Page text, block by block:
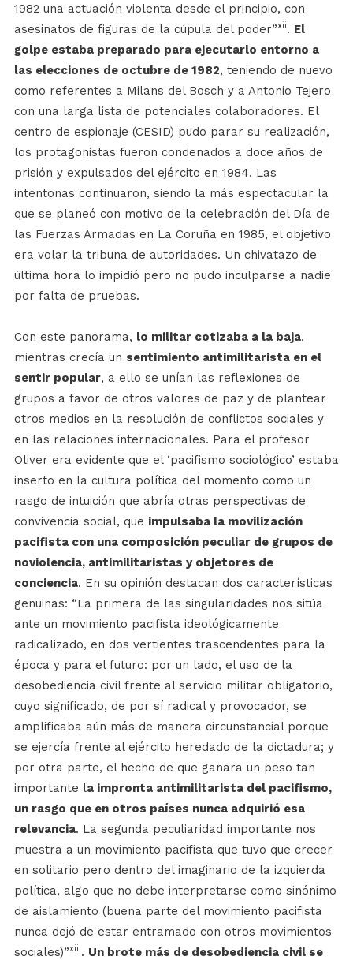
1982 una actuación violenta desde el principio, con
asesinatos de figuras de la cúpula del poder”xii. El
golpe estaba preparado para ejecutarlo entorno a
las elecciones de octubre de 1982, teniendo de nuevo
como referentes a Milans del Bosch y a Antonio Tejero
con una larga lista de potenciales colaboradores. El
centro de espionaje (CESID) pudo parar su realización,
los protagonistas fueron condenados a doce años de
prisión y expulsados del ejército en 1984. Las
intentonas continuaron, siendo la más espectacular la
que se planeó con motivo de la celebración del Día de
las Fuerzas Armadas en La Coruña en 1985, el objetivo
era volar la tribuna de autoridades. Un chivatazo de
última hora lo impidió pero no pudo inculparse a nadie
por falta de pruebas.
Con este panorama, lo militar cotizaba a la baja,
mientras crecía un sentimiento antimilitarista en el
sentir popular, a ello se unían las reflexiones de
grupos a favor de otros valores de paz y de plantear
otros medios en la resolución de conflictos sociales y
en las relaciones internacionales. Para el profesor
Oliver era evidente que el ‘pacifismo sociológico’ estaba
inserto en la cultura política del momento como un
rasgo de intuición que abría otras perspectivas de
convivencia social, que impulsaba la movilización
pacifista con una composición peculiar de grupos de
noviolencia, antimilitaristas y objetores de
conciencia. En su opinión destacan dos características
genuinas: “La primera de las singularidades nos sitúa
ante un movimiento pacifista ideológicamente
radicalizado, en dos vertientes trascendentes para la
época y para el futuro: por un lado, el uso de la
desobediencia civil frente al servicio militar obligatorio,
cuyo significado, de por sí radical y provocador, se
amplificaba aún más de manera circunstancial porque
se ejercía frente al ejército heredado de la dictadura; y
por otra parte, el hecho de que ganara un peso tan
importante la impronta antimilitarista del pacifismo,
un rasgo que en otros países nunca adquirió esa
relevancia. La segunda peculiaridad importante nos
muestra a un movimiento pacifista que tuvo que crecer
en solitario pero dentro del imaginario de la izquierda
política, algo que no debe interpretarse como sinónimo
de aislamiento (buena parte del movimiento pacifista
nunca dejó de estar entramado con otros movimientos
sociales)”xiii. Un brote más de desobediencia civil se